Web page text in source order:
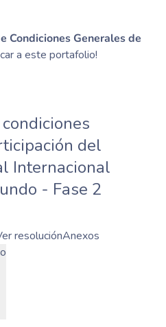
Condiciones Generales de
a este portafolio!
del
Internacional
- Fase 2
resoluciónAnexos